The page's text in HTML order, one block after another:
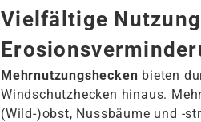
Vielfältige
Mehrnutzungshecken bieten
Windschutzhecken hinaus.
(Wild-)obst, Nussbäume und -